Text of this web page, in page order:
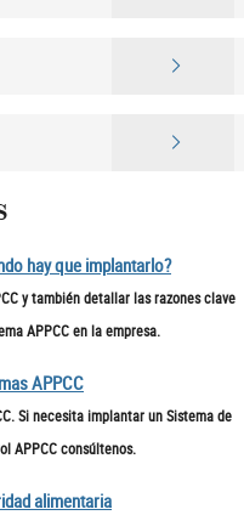
hay que implantarlo?
y también detallar las razones clave
APPCC en la empresa.
APPCC
Si necesita implantar un Sistema de
APPCC consúltenos.
alimentaria